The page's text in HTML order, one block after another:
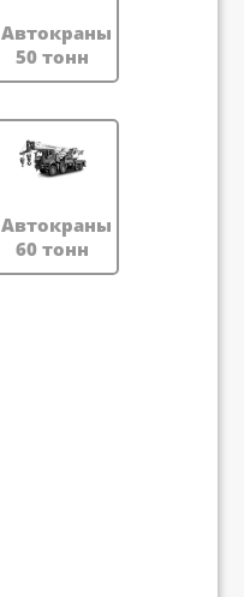
Автокраны
50 тонн
Автокраны
60 тонн